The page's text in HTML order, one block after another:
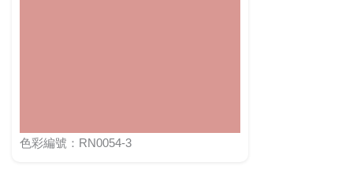
色彩編號：RN0054-3